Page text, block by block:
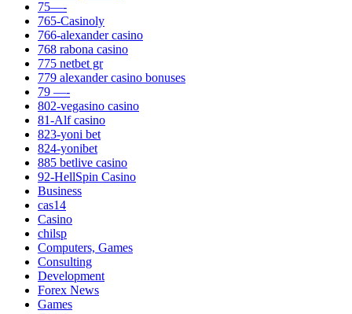
75—-
765-Casinoly
766-alexander casino
768 rabona casino
775 netbet gr
779 alexander casino bonuses
79 —-
802-vegasino casino
81-Alf casino
823-yoni bet
824-yonibet
885 betlive casino
92-HellSpin Casino
Business
cas14
Casino
chilsp
Computers, Games
Consulting
Development
Forex News
Games